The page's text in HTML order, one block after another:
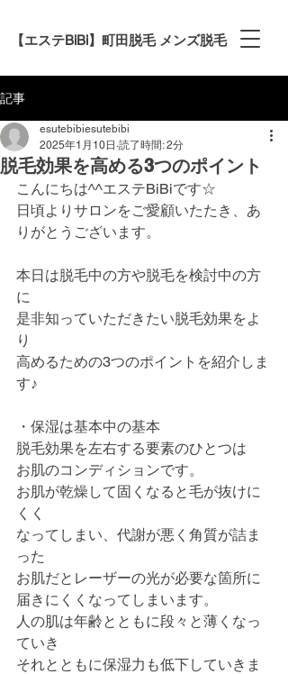
【エステBiBi】町田脱毛 メンズ脱毛
記事
脱毛効果を高める3つのポイント
esutebibiesutebibi
2025年1月10日 読了時間: 2分
こんにちは^^エステBiBiです☆
日頃よりサロンをご愛顧いたたき、あ
りがとうございます。
本日は脱毛中の方や脱毛を検討中の方
に
是非知っていただきたい脱毛効果をよ
り
高めるための3つのポイントを紹介しま
す♪
・保湿は基本中の基本
脱毛効果を左右する要素のひとつは
お肌のコンディションです。
お肌が乾燥して固くなると毛が抜けに
くく
なってしまい、代謝が悪く角質が詰ま
った
お肌だとレーザーの光が必要な箇所に
届きにくくなってしまいます。
人の肌は年齢とともに段々と薄くなっ
ていき
それとともに保湿力も低下していきま